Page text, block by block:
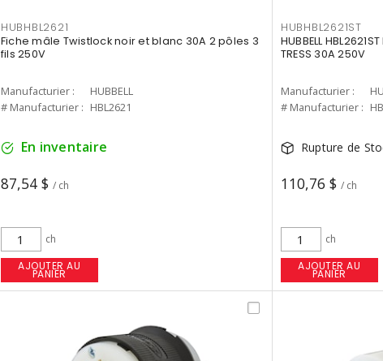
HUBHBL2621
Fiche mâle Twistlock noir et blanc 30A 2 pôles 3
fils 250V
Manufacturier :
HUBBELL
# Manufacturier : HBL2621
En inventaire
87,54 $ / ch
ch
AJOUTER AU
PANIER
HUBHBL2621ST
HUBBELL
TRESS 30A 250V
Manufacturier :
# Manufacturier :
Rupture de
110,76 $ / ch
ch
AJOUTER AU
PANIER